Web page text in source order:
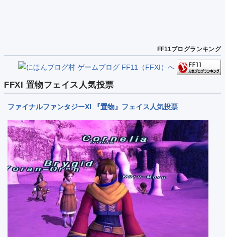
FF11ブログランキング
FFXI 置物フェイス人気投票
ファイナルファンタジーXI 『置物』フェイス人気投票